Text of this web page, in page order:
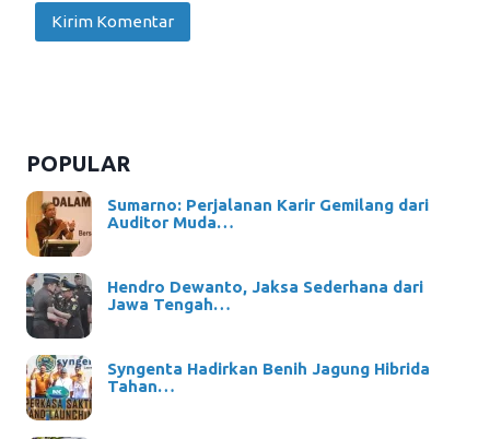
POPULAR
Sumarno: Perjalanan Karir Gemilang dari
Auditor Muda…
Hendro Dewanto, Jaksa Sederhana dari
Jawa Tengah…
Syngenta Hadirkan Benih Jagung Hibrida
Tahan…